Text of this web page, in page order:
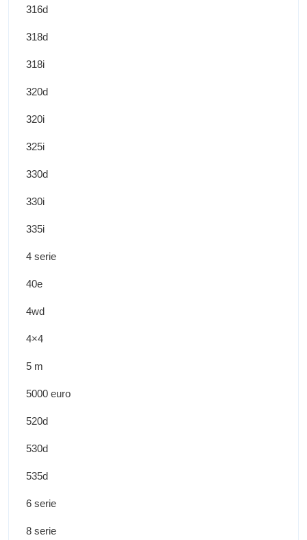
316d
318d
318i
320d
320i
325i
330d
330i
335i
4 serie
40e
4wd
4×4
5 m
5000 euro
520d
530d
535d
6 serie
8 serie